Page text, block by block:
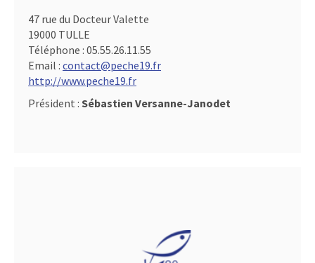
47 rue du Docteur Valette
19000 TULLE
Téléphone : 05.55.26.11.55
Email : contact@peche19.fr
http://www.peche19.fr
Président : Sébastien Versanne-Janodet